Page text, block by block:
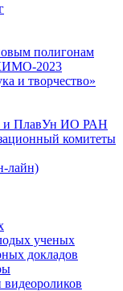
полигонам
2023
и творчество»
и ПлавУн ИО РАН
комитеты
лайн)
ученых
докладов